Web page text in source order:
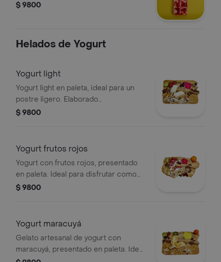
$ 9800
Helados de Yogurt
Yogurt light
Yogurt light en paleta, ideal para un
postre ligero. Elaborado
artesanalmente.
$ 9800
Yogurt frutos rojos
Yogurt con frutos rojos, presentado
en paleta. Ideal para disfrutar como
postre refrescante.
$ 9800
Yogurt maracuyá
Gelato artesanal de yogurt con
maracuyá, presentado en paleta. Ideal